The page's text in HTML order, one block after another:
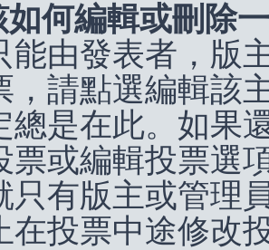
如何編輯或刪除
能由發表者，版
，請點選編輯該
總是在此。如果
票或編輯投票選
只有版主或管理
在投票中途修改